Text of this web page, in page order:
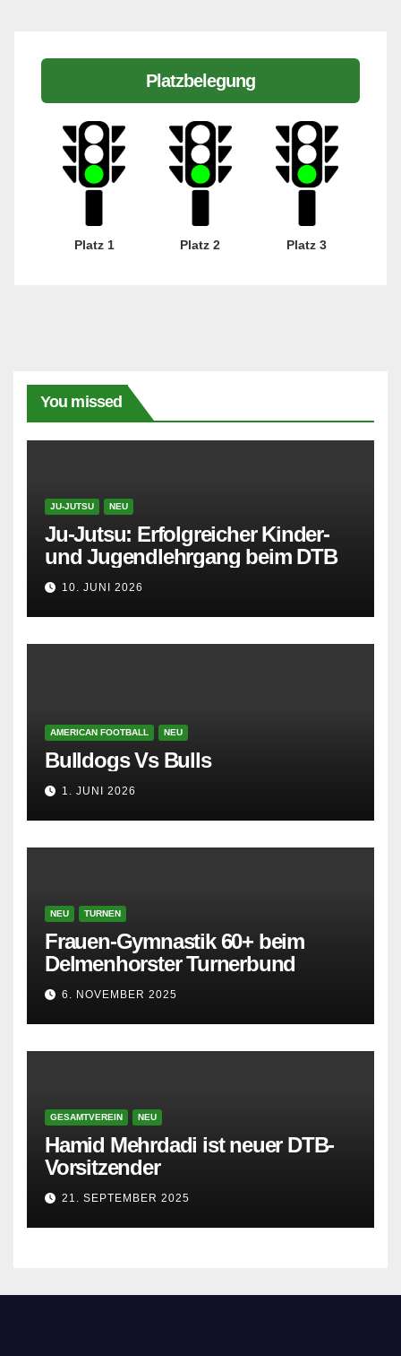
Platzbelegung
Platz 1 Platz 2 Platz 3
You missed
JU-JUTSU NEU
Ju-Jutsu: Erfolgreicher Kinder-
und Jugendlehrgang beim DTB
10. JUNI 2026
AMERICAN FOOTBALL NEU
Bulldogs Vs Bulls
1. JUNI 2026
NEU TURNEN
Frauen-Gymnastik 60+ beim
Delmenhorster Turnerbund
6. NOVEMBER 2025
GESAMTVEREIN NEU
Hamid Mehrdadi ist neuer DTB-
Vorsitzender
21. SEPTEMBER 2025